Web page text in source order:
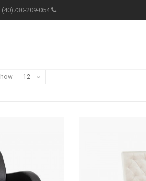
Call us:
(40)730-209-054
12